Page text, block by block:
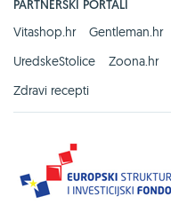
PARTNERSKI PORTALI
Vitashop.hr
Gentleman.hr
UredskeStolice
Zoona.hr
Zdravi recepti